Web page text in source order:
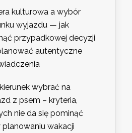
kulturowa a wybór
wyjazdu — jak
przypadkowej decyzji
autentyczne
wybrać na
z psem – kryteria,
nie da się pominąć
planowaniu wakacji